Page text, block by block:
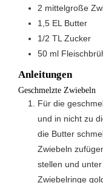
2 mittelgroße
1,5 EL Butter
1/2 TL Zucker
50 ml
Anleitungen
Geschmelzte Zwiebeln
Für die geschmelzten Zwiebeln die Zwiebeln schälen
und in nicht zu
die Butter
Zwiebeln
stellen und
Zwiebelringe